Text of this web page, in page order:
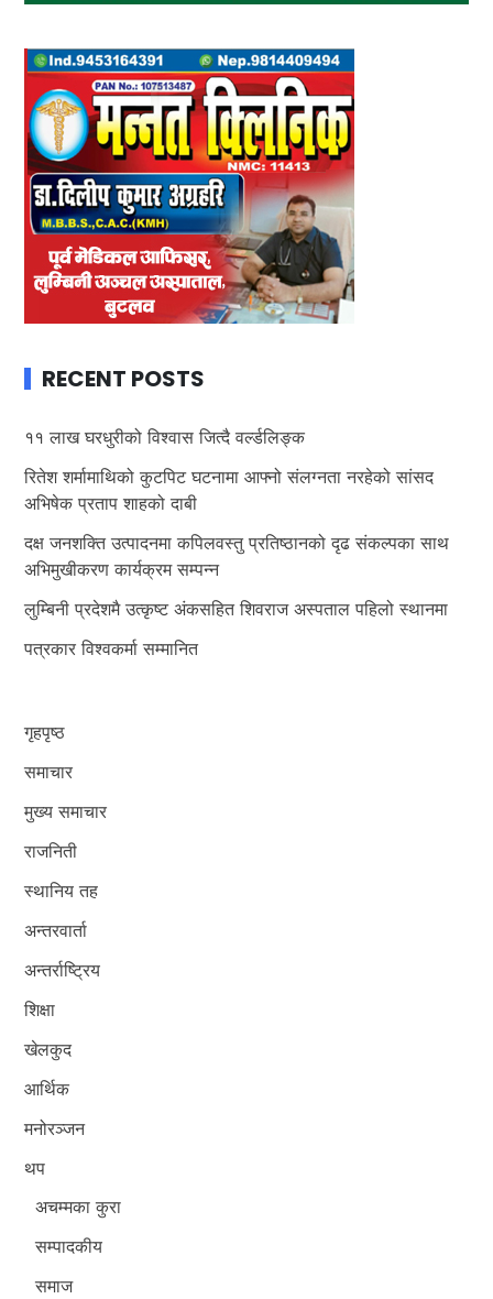
RECENT POSTS
११ लाख घरधुरीको विश्वास जित्दै वर्ल्डलिङ्क
रितेश शर्मामाथिको कुटपिट घटनामा आफ्नो संलग्नता नरहेको सांसद
अभिषेक प्रताप शाहको दाबी
दक्ष जनशक्ति उत्पादनमा कपिलवस्तु प्रतिष्ठानको दृढ संकल्पका साथ
अभिमुखीकरण कार्यक्रम सम्पन्न
लुम्बिनी प्रदेशमै उत्कृष्ट अंकसहित शिवराज अस्पताल पहिलो स्थानमा
पत्रकार विश्वकर्मा सम्मानित
गृहपृष्ठ
समाचार
मुख्य समाचार
राजनिती
स्थानिय तह
अन्तरवार्ता
अन्तर्राष्ट्रिय
शिक्षा
खेलकुद
आर्थिक
मनोरञ्जन
थप
अचम्मका कुरा
सम्पादकीय
समाज